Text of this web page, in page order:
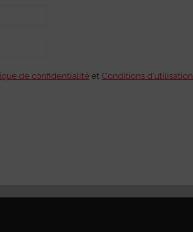
de confidentialité et Conditions d'utilisation